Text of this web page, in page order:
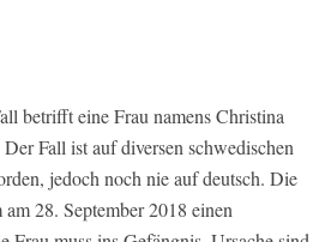
betrifft eine Frau namens Christina
Fall ist auf diversen schwedischen
jedoch noch nie auf deutsch. Die
28. September 2018 einen